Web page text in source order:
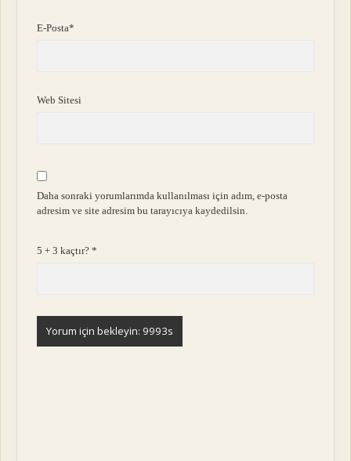
E-Posta*
Web Sitesi
Daha sonraki yorumlarımda kullanılması için adım, e-posta
adresim ve site adresim bu tarayıcıya kaydedilsin.
5 + 3 kaçtır?*